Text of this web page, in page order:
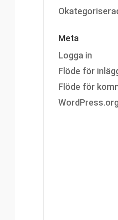
Meta
Logga in
Flöde för
Flöde för
WordPress.org